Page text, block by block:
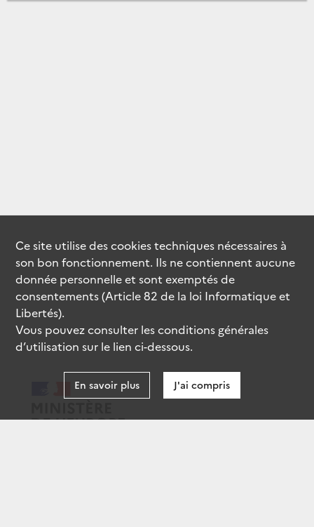
Ce site utilise descookiestechniques nécessaires à
son bon fonctionnement. Ils ne contiennent aucune
donnée personnelle et sont exemptés de
consentements (Article 82 de la loi Informatique et
Libertés).
Vous pouvez consulter les conditions générales
d’utilisation sur le lien ci-dessous.
En savoir plus J'ai compris